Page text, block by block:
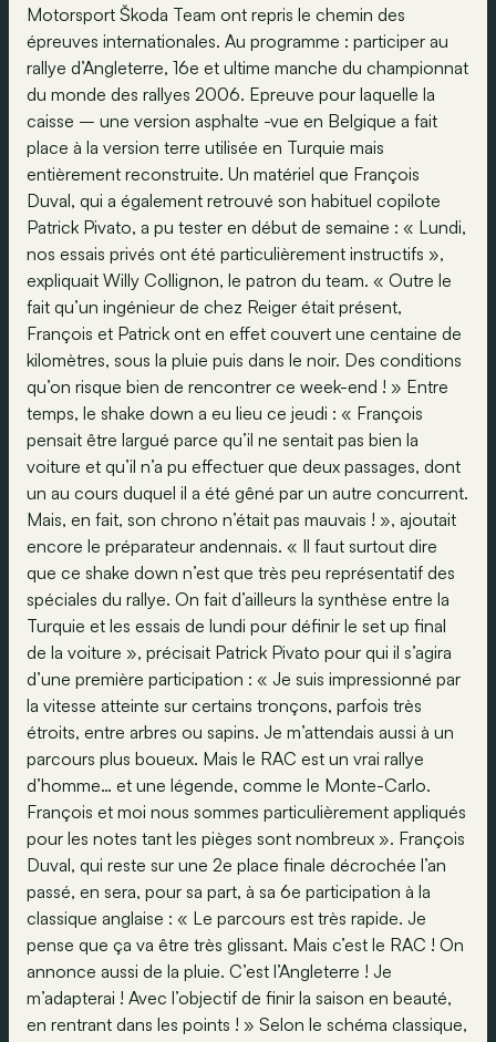
Motorsport Škoda Team ont repris le chemin des
épreuves internationales. Au programme : participer au
rallye d’Angleterre, 16e et ultime manche du championnat
du monde des rallyes 2006. Epreuve pour laquelle la
caisse – une version asphalte -vue en Belgique a fait
place à la version terre utilisée en Turquie mais
entièrement reconstruite. Un matériel que François
Duval, qui a également retrouvé son habituel copilote
Patrick Pivato, a pu tester en début de semaine : « Lundi,
nos essais privés ont été particulièrement instructifs »,
expliquait Willy Collignon, le patron du team. « Outre le
fait qu’un ingénieur de chez Reiger était présent,
François et Patrick ont en effet couvert une centaine de
kilomètres, sous la pluie puis dans le noir. Des conditions
qu’on risque bien de rencontrer ce week-end ! » Entre
temps, le shake down a eu lieu ce jeudi : « François
pensait être largué parce qu’il ne sentait pas bien la
voiture et qu’il n’a pu effectuer que deux passages, dont
un au cours duquel il a été gêné par un autre concurrent.
Mais, en fait, son chrono n’était pas mauvais ! », ajoutait
encore le préparateur andennais. « Il faut surtout dire
que ce shake down n’est que très peu représentatif des
spéciales du rallye. On fait d’ailleurs la synthèse entre la
Turquie et les essais de lundi pour définir le set up final
de la voiture », précisait Patrick Pivato pour qui il s’agira
d’une première participation : « Je suis impressionné par
la vitesse atteinte sur certains tronçons, parfois très
étroits, entre arbres ou sapins. Je m’attendais aussi à un
parcours plus boueux. Mais le RAC est un vrai rallye
d’homme… et une légende, comme le Monte-Carlo.
François et moi nous sommes particulièrement appliqués
pour les notes tant les pièges sont nombreux ». François
Duval, qui reste sur une 2e place finale décrochée l’an
passé, en sera, pour sa part, à sa 6e participation à la
classique anglaise : « Le parcours est très rapide. Je
pense que ça va être très glissant. Mais c’est le RAC ! On
annonce aussi de la pluie. C’est l’Angleterre ! Je
m’adapterai ! Avec l’objectif de finir la saison en beauté,
en rentrant dans les points ! » Selon le schéma classique,